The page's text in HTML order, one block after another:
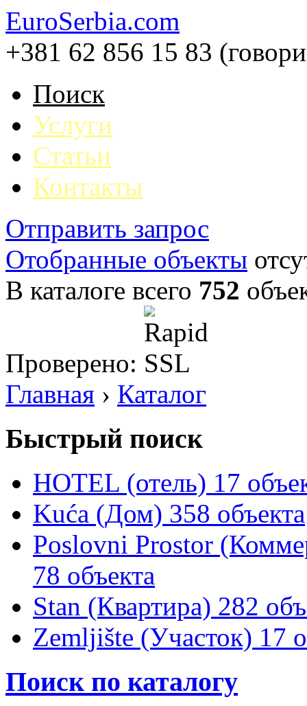
EuroSerbia.com
+381 62 856 15 83
Поиск
Услуги
Статьи
Контакты
Отправить запрос
Отобранные объекты
В каталоге всего 752
Проверено:
Главная › Каталог
Быстрый поиск
HOTEL (отель) 17
Kuća (Дом) 358 объекта
Poslovni Prostor
78 объекта
Stan (Квартира) 282
Zemljište (Участок) 17
Поиск по каталогу